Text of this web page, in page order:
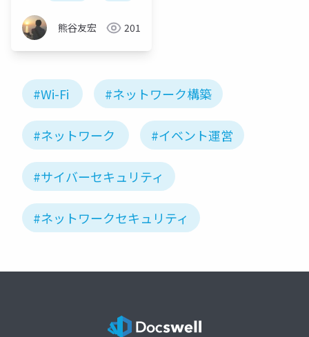
熊谷友宏 201
#Wi-Fi #ネットワーク構築
#ネットワーク #イベント運営
#サイバーセキュリティ
#ネットワークセキュリティ